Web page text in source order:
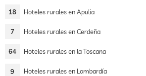
18 Hoteles rurales en Apulia
7 Hoteles rurales en Cerdeña
64 Hoteles rurales en la Toscana
9 Hoteles rurales en Lombardía